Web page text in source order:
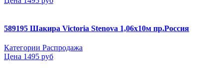
589195 Шакира Victoria Stenova 1,06х10м пр.Россия
Категории Распродажа
Цена 1495 руб